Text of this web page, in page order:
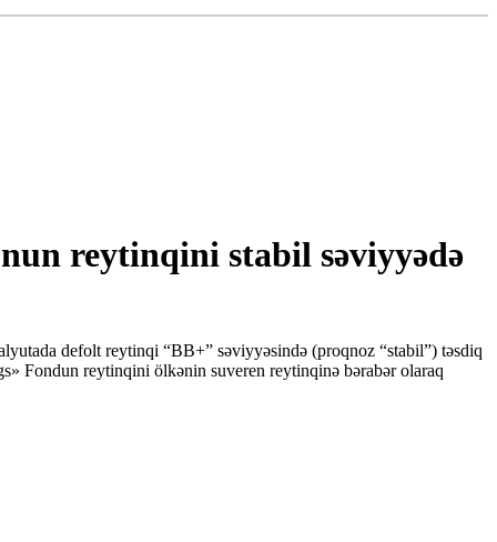
reytinqini stabil səviyyədə
defolt reytinqi “BB+” səviyyəsində (proqnoz “stabil”) təsdiq
Fondun reytinqini ölkənin suveren reytinqinə bərabər olaraq